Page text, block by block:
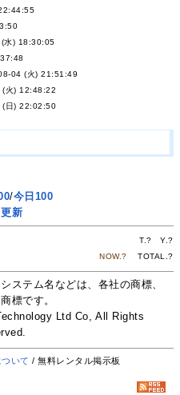
水) 18:30:05
04 (火) 21:51:49
火) 12:48:22
日) 22:02:50
/今日100
新
T.? Y.?
NOW.? TOTAL.?
ステム名などは、各社の商標、
標です。
Ltd Co, All Rights
いて / 無料レンタル掲示板